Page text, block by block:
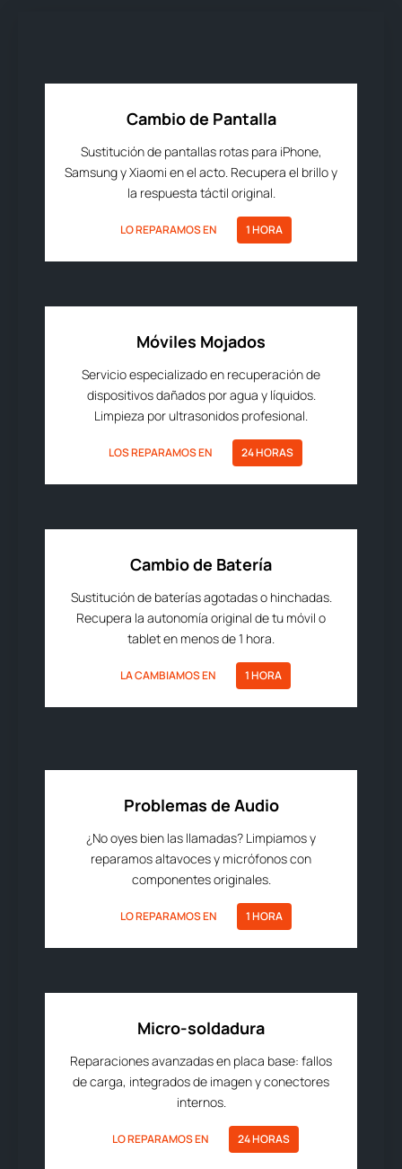
Cambio de Pantalla
Sustitución de pantallas rotas para iPhone,
Samsung y Xiaomi en el acto. Recupera el brillo y
la respuesta táctil original.
LO REPARAMOS EN 1 HORA
Móviles Mojados
Servicio especializado en recuperación de
dispositivos dañados por agua y líquidos.
Limpieza por ultrasonidos profesional.
LOS REPARAMOS EN 24 HORAS
Cambio de Batería
Sustitución de baterías agotadas o hinchadas.
Recupera la autonomía original de tu móvil o
tablet en menos de 1 hora.
LA CAMBIAMOS EN 1 HORA
Problemas de Audio
¿No oyes bien las llamadas? Limpiamos y
reparamos altavoces y micrófonos con
componentes originales.
LO REPARAMOS EN 1 HORA
Micro-soldadura
Reparaciones avanzadas en placa base: fallos
de carga, integrados de imagen y conectores
internos.
LO REPARAMOS EN 24 HORAS